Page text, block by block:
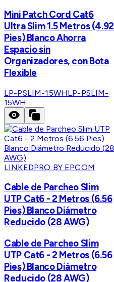
Mini Patch Cord Cat6
Ultra Slim 1.5 Metros (4.92
Pies) Blanco Ahorra
Espacio sin
Organizadores, con Bota
Flexible
LP-PSLIM-15WHLP-PSLIM-
15WH
LINKEDPRO BY EPCOM
Cable de Parcheo Slim
UTP Cat6 - 2 Metros (6.56
Pies) Blanco Diámetro
Reducido (28 AWG)
Cable de Parcheo Slim
UTP Cat6 - 2 Metros (6.56
Pies) Blanco Diámetro
Reducido (28 AWG)